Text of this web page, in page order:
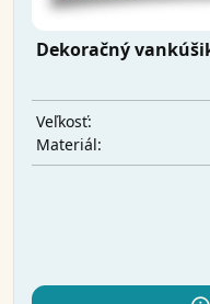
Dekoračný
Veľkosť:
Materiál: